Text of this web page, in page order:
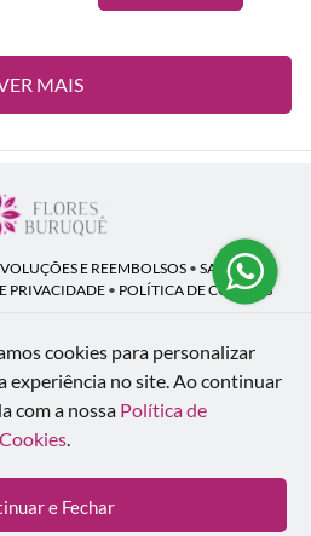
MAIS
E REEMBOLSOS• SAC
PRIVACIDADE • POLÍTICA DE COOKIES
CNPJ: 53.136.758/0001-18
1640 - Bom Retiro - Curitiba - PR -
80520-280
876| Telefone: (41) 9 9815-4876
- Desenvolvido por
Inteligentes
cookies para personalizar
experiência no site.Ao continuar
com a nossa Política de
.
e Fechar